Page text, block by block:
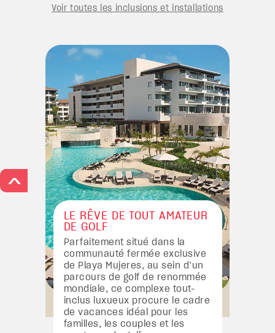
Voir toutes les inclusions et installations
LE RÊVE DE TOUT AMATEUR
DE GOLF
Parfaitement situé dans la
communauté fermée exclusive
de Playa Mujeres, au sein d’un
parcours de golf de renommée
mondiale, ce complexe tout-
inclus luxueux procure le cadre
de vacances idéal pour les
familles, les couples et les